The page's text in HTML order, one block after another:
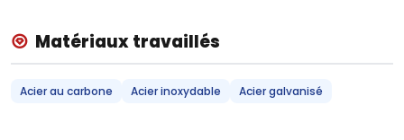
Matériaux travaillés
Acier au carbone Acier inoxydable Acier galvanisé